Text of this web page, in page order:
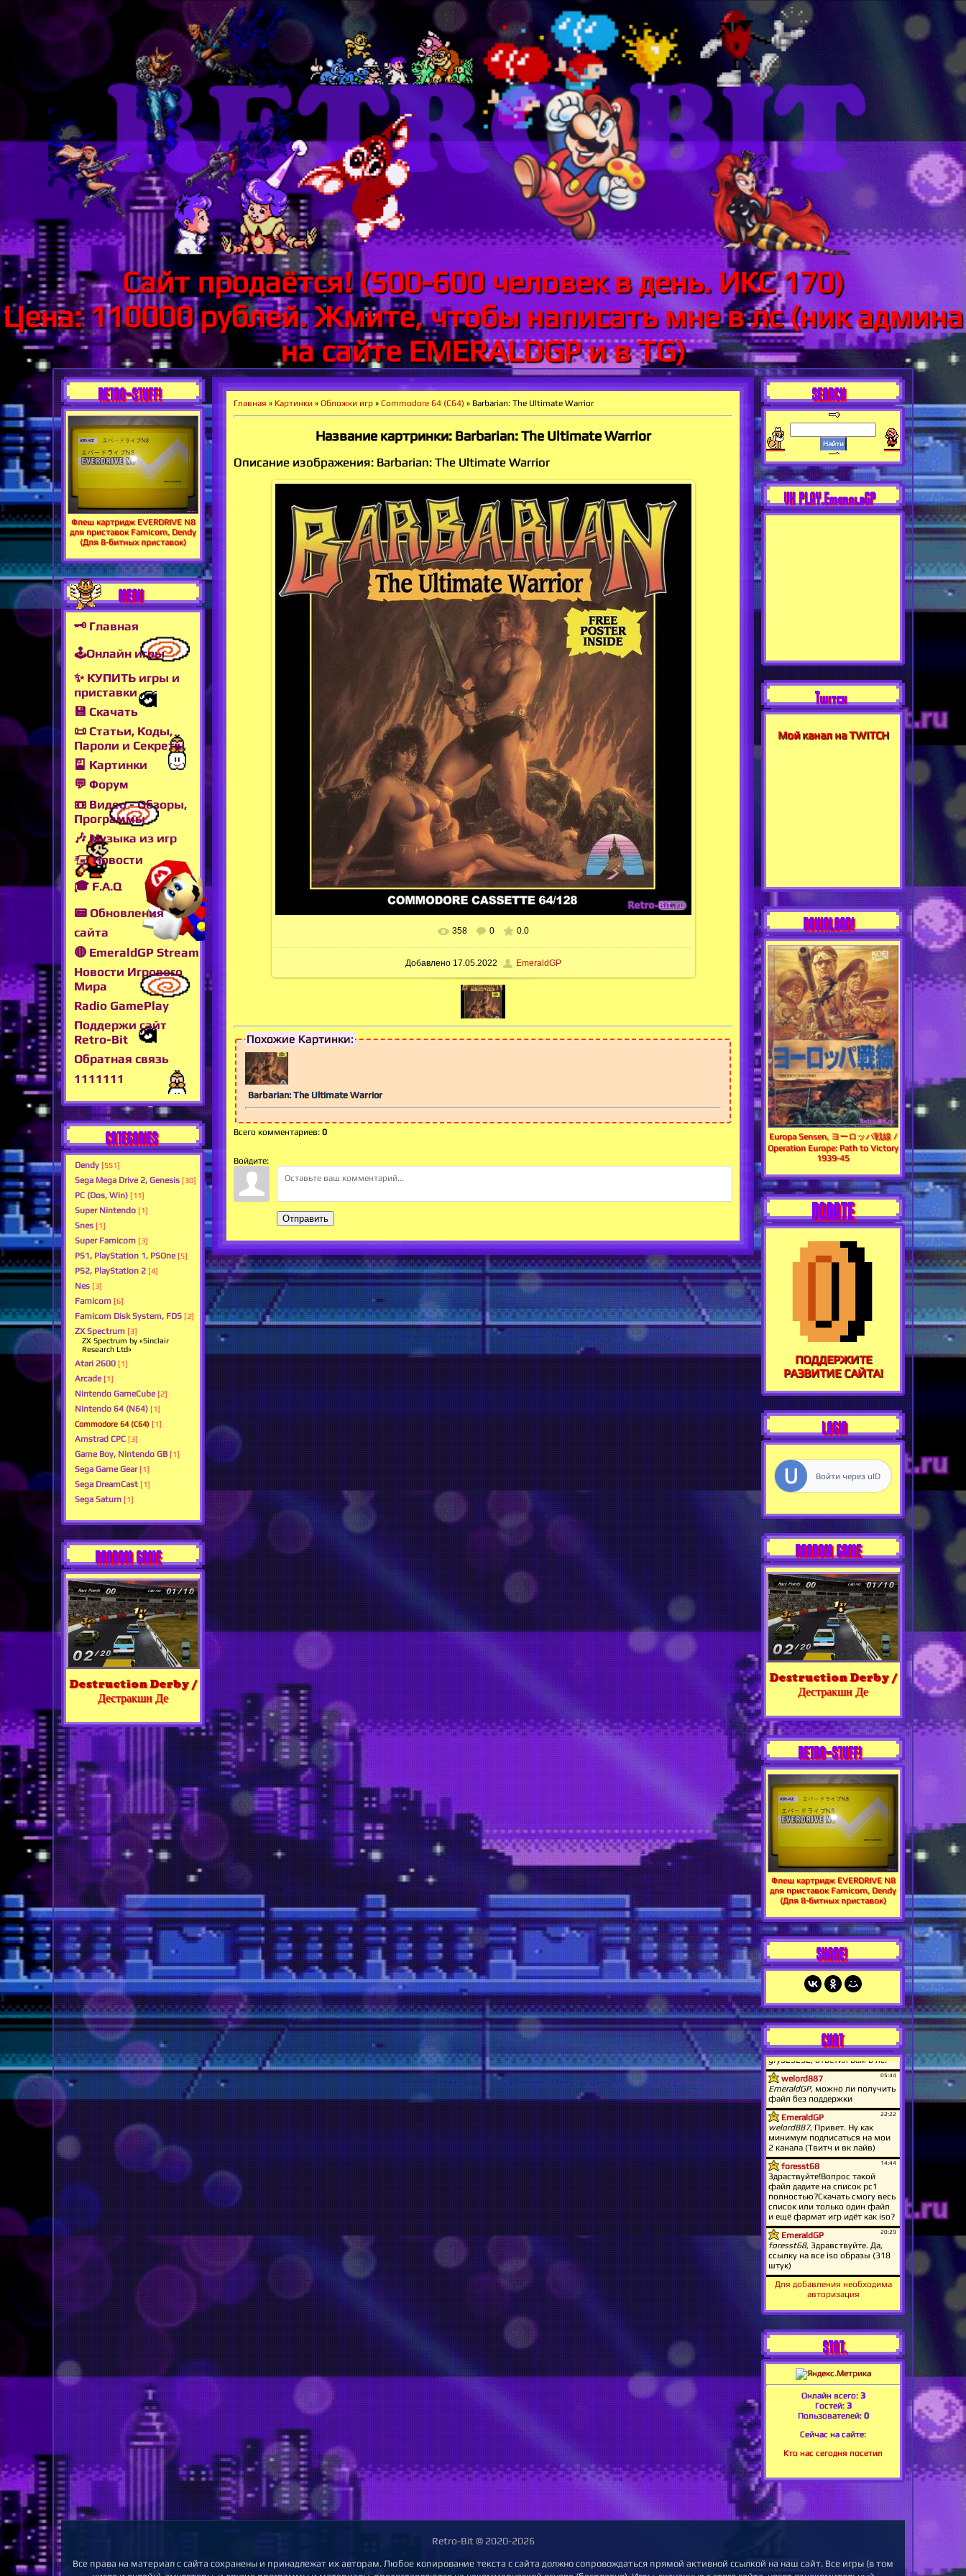
Сайт продаётся! (500-600 человек в день. ИКС 170)
Цена: 110000 рублей. Жмите, чтобы написать мне в лс (ник админа
на сайте EMERALDGP и в TG)
RETRO-STUFF!
Флеш картридж EVERDRIVE N8
для приставок Famicom, Dendy
(Для 8-битных приставок)
MENU
🗝 Главная
🕹Онлайн игры
✨ КУПИТЬ игры и
приставки
💾 Скачать
📜 Статьи, Коды,
Пароли и Секреты
🎴 Картинки
💬 Форум
📼 Видео - Обзоры,
Программы
🎶 Музыка из игр
🖅 Новости
🎓 F.A.Q
📟 Обновления
сайта
🔴 EmeraldGP Stream
Новости Игрового
Мира
Radio GamePlay
Поддержи сайт
Retro-Bit
Обратная связь
1111111
CATEGORIES
Dendy [551]
Sega Mega Drive 2, Genesis [30]
PC (Dos, Win) [11]
Super Nintendo [1]
Snes [1]
Super Famicom [3]
PS1, PlayStation 1, PSOne [5]
PS2, PlayStation 2 [4]
Nes [3]
Famicom [6]
Famicom Disk System, FDS [2]
ZX Spectrum [3]
ZX Spectrum by «Sinclair
Research Ltd»
Atari 2600 [1]
Arcade [1]
Nintendo GameCube [2]
Nintendo 64 (N64) [1]
Commodore 64 (C64) [1]
Amstrad CPC [3]
Game Boy, Nintendo GB [1]
Sega Game Gear [1]
Sega DreamCast [1]
Sega Saturn [1]
RANDOM GAME
Destruction Derby /
Дестракшн Де
Главная » Картинки » Обложки игр » Commodore 64 (C64) » Barbarian: The Ultimate Warrior
Название картринки: Barbarian: The Ultimate Warrior
Описание изображения: Barbarian: The Ultimate Warrior
В реальном размере 700x726
358 0 0.0
Добавлено17.05.2022 EmeraldGP
Похожие Картинки:
Barbarian: The Ultimate Warrior
Всего комментариев: 0
Войдите:
Отправить
SEARCH
VK PLAY.EmeraldGP
Twitch
Мой канал на TWITCH
DOWNLOAD!
Europa Sensen, ヨーロッパ戦線 /
Operation Europe: Path to Victory
1939-45
DONATE
ПОДДЕРЖИТЕ
РАЗВИТИЕ САЙТА!
LOGIN
Войти через uID
RANDOM GAME
Destruction Derby /
Дестракшн Де
RETRO-STUFF!
Флеш картридж EVERDRIVE N8
для приставок Famicom, Dendy
(Для 8-битных приставок)
SHARE!
CHAT
Для добавления необходима
авторизация
STAT.
Онлайн всего: 3
Гостей: 3
Пользователей: 0
Сейчас на сайте:
Кто нас сегодня посетил
Retro-Bit © 2020-2026
Все права на материал с сайта сохранены и принадлежат их авторам. Любое копирование текста с сайта должно сопровождаться прямой активной ссылкой на наш сайт. Все игры (в том